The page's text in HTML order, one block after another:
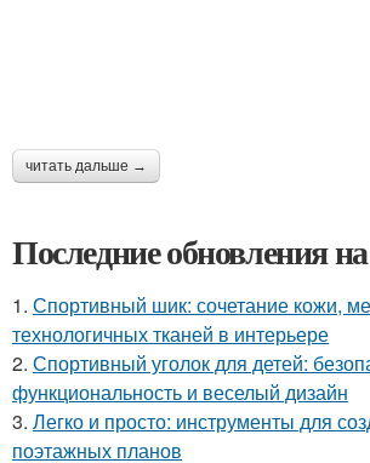
читать дальше →
Последние обновления
1. Спортивный шик: сочетание кожи,
технологичных тканей в интерьере
2. Спортивный уголок для детей:
функциональность и веселый дизайн
3. Легко и просто: инструменты для
поэтажных планов